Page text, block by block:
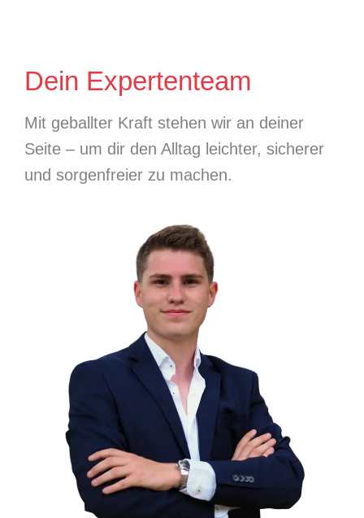
Dein Expertenteam
Mit geballter Kraft stehen wir an deiner
Seite – um dir den Alltag leichter, sicherer
und sorgenfreier zu machen.